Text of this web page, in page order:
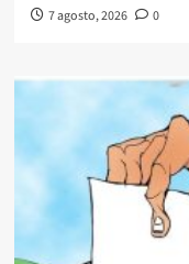
7 agosto, 2026 0